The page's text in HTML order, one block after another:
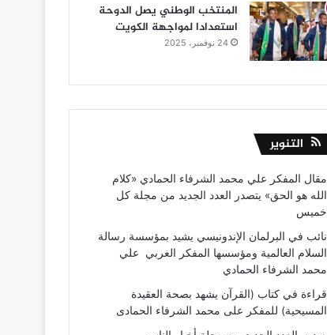
المنتخب الوطني يصل الدوحة
استعدادا لمواجهة الكويت
24 نوفمبر، 2025
التنوير
مقال المفكر علي محمد الشرفاء الحمادي «كلام
الله هو الحق» يتصدر العدد الجديد من مجلة كل
خميس
نائب في البرلمان الإندونيسي يشيد بمؤسسة رسالة
السلام العالمية ومؤسسها المفكر العربي علي
محمد الشرفاء الحمادي
قراءة في كتاب (القرآن يشهد بصحة العقيدة
المسيحية) للمفكر على محمد الشرفاء الحمادى